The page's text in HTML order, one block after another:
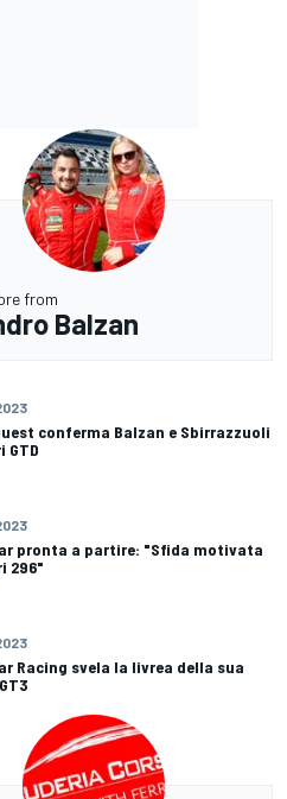
from
Balzan
conferma Balzan e Sbirrazzuoli
GTD
pronta a partire: "Sfida motivata
296"
Racing svela la livrea della sua